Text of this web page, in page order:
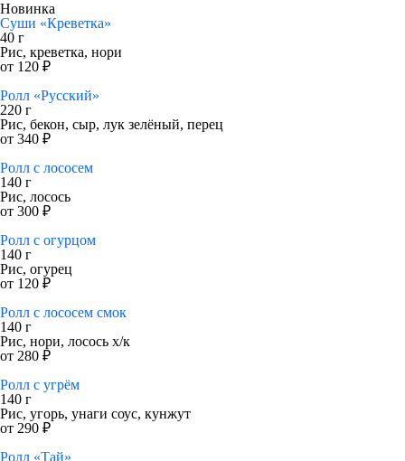
Новинка
Суши «Креветка»
40 г
Рис, креветка, нори
от 120 ₽
Ролл «Русский»
220 г
Рис, бекон, сыр, лук зелёный, перец
от 340 ₽
Ролл с лососем
140 г
Рис, лосось
от 300 ₽
Ролл с огурцом
140 г
Рис, огурец
от 120 ₽
Ролл с лососем смок
140 г
Рис, нори, лосось х/к
от 280 ₽
Ролл с угрём
140 г
Рис, угорь, унаги соус, кунжут
от 290 ₽
Ролл «Тай»